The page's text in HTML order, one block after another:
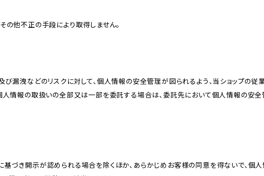
の他不正の手段により取得しません。
び漏洩などのリスクに対して、個人情報の安全管理が図られるよう、当ショップの従
人情報の取扱いの全部又は一部を委託する場合は、委託先において個人情報の安全
基づき開示が認められる場合を除くほか、あらかじめお客様の同意を得ないで、個